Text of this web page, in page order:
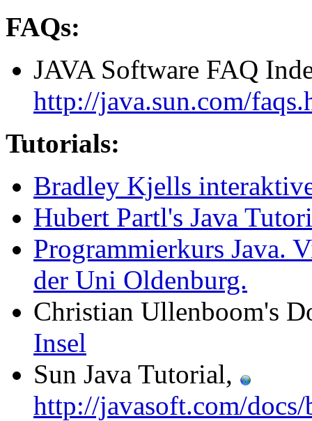
FAQs:
JAVA Software FAQ
http://java.sun.com/
Tutorials:
Bradley Kjells
Hubert Partl's Java
Programmierkurs Java.
der Uni Oldenburg.
Christian Ullenboom's
Insel
Sun Java Tutorial,
http://javasoft.com/